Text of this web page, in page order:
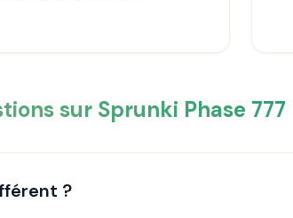
sur Sprunki Phase 777
?